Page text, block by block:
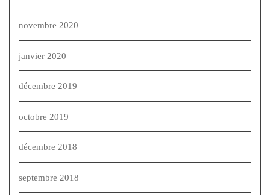
novembre 2020
janvier 2020
décembre 2019
octobre 2019
décembre 2018
septembre 2018